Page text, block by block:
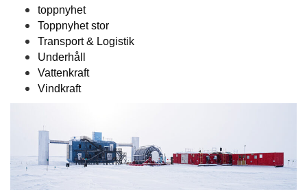
toppnyhet
Toppnyhet stor
Transport & Logistik
Underhåll
Vattenkraft
Vindkraft